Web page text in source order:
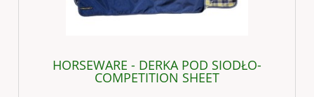
HORSEWARE - DERKA POD SIODŁO-
COMPETITION SHEET